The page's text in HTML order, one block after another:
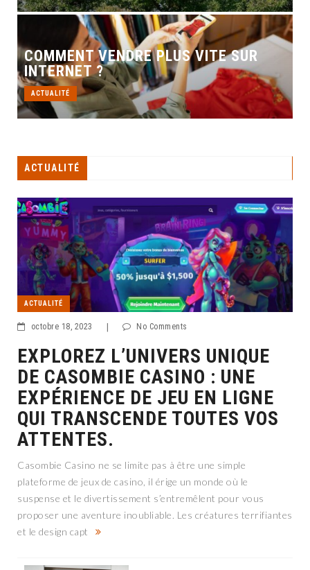
COMMENT VENDRE PLUS VITE SUR
INTERNET ?
ACTUALITÉ
ACTUALITÉ
ACTUALITÉ
octobre 18, 2023 No Comments
EXPLOREZ L’UNIVERS UNIQUE
DE CASOMBIE CASINO : UNE
EXPÉRIENCE DE JEU EN LIGNE
QUI TRANSCENDE TOUTES VOS
ATTENTES.
Casombie Casino ne se limite pas à être une simple
plateforme de jeux de casino, il érige un monde où le
suspense et le divertissement s’entremêlent pour vous
proposer une aventure inoubliable. Les créatures terrifiantes
et le design capt